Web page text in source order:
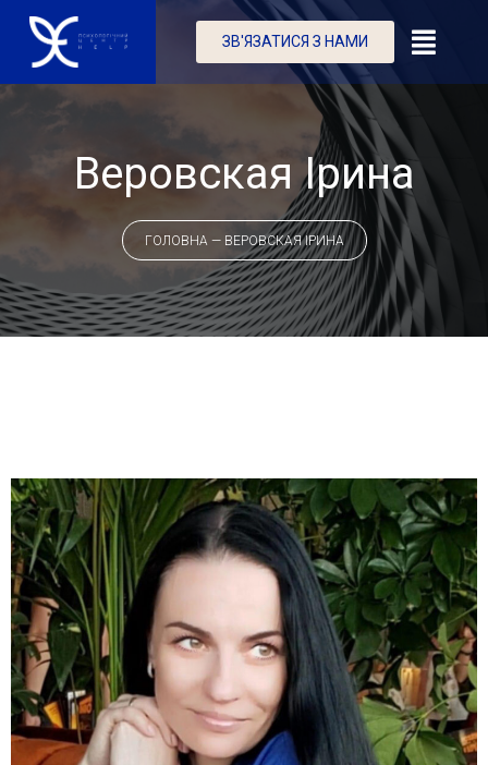
ЗВ'ЯЗАТИСЯ З НАМИ
Веровская Ірина
ГОЛОВНА — ВЕРОВСКАЯ ІРИНА